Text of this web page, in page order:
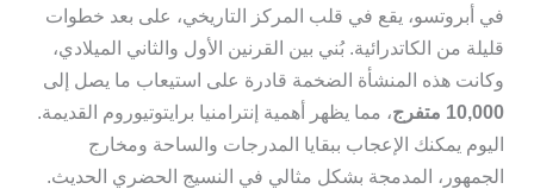
في أبروتسو، يقع في قلب المركز التاريخي، على بعد خطوات
قليلة من الكاتدرائية. بُني بين القرنين الأول والثاني الميلادي،
وكانت هذه المنشأة الضخمة قادرة على استيعاب ما يصل إلى
10,000 متفرج
، مما يظهر أهمية إنترامنيا برايتوتيوروم القديمة.
اليوم يمكنك الإعجاب ببقايا المدرجات والساحة ومخارج
الجمهور، المدمجة بشكل مثالي في النسيج الحضري الحديث.